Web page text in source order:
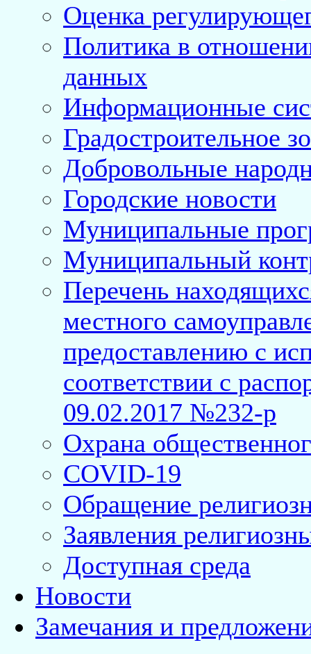
Оценка
Политика в
данных
Информационные
Градостроительное
Добровольные
Городские новости
Муниципальные
Муниципальный
Перечень
местного
предоставлению с
соответствии с
09.02.2017 №232-р
Охрана
COVID-19
Обращение
Заявления
Доступная среда
Новости
Замечания и